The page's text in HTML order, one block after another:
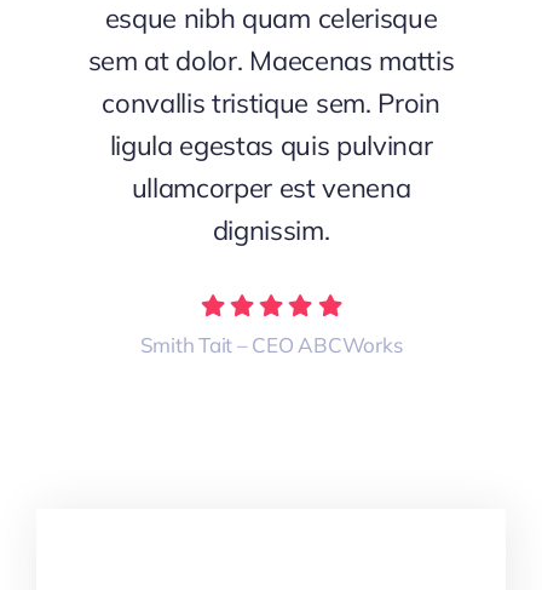
esque nibh quam celerisque
sem at dolor. Maecenas mattis
convallis tristique sem. Proin
ligula egestas quis pulvinar
ullamcorper est venena
dignissim.
Smith Tait – CEO ABCWorks